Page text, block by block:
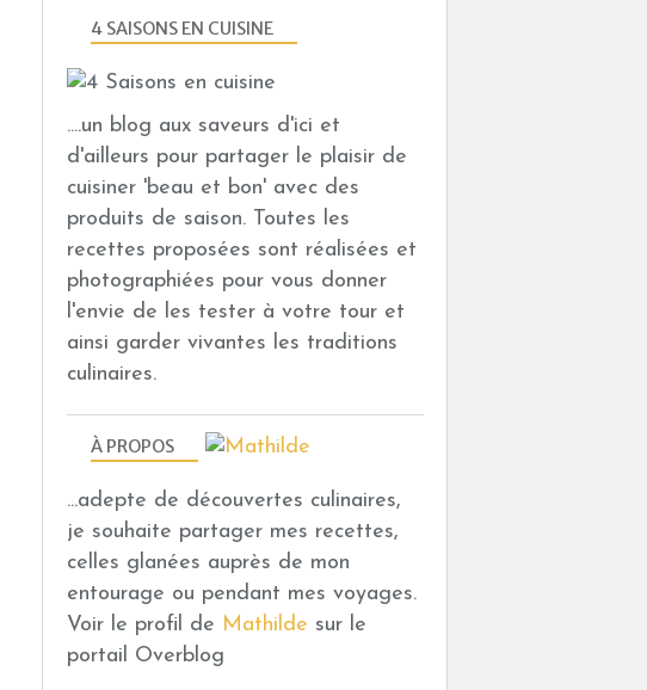
4 SAISONS EN CUISINE
....un blog aux saveurs d'ici et
d'ailleurs pour partager le plaisir de
cuisiner 'beau et bon' avec des
produits de saison. Toutes les
recettes proposées sont réalisées et
photographiées pour vous donner
l'envie de les tester à votre tour et
ainsi garder vivantes les traditions
culinaires.
À PROPOS
...adepte de découvertes culinaires,
je souhaite partager mes recettes,
celles glanées auprès de mon
entourage ou pendant mes voyages.
Voir le profil de Mathilde sur le
portail Overblog